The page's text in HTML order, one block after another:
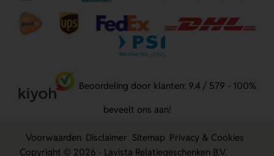
Beoordeling door klanten: 9.4 / 579 - 100%
beveelt ons aan!
Voorwaarden Disclaimer Sitemap Privacy & Cookies
Copyright © 2026 - Lavista Relatiegeschenken B.V.